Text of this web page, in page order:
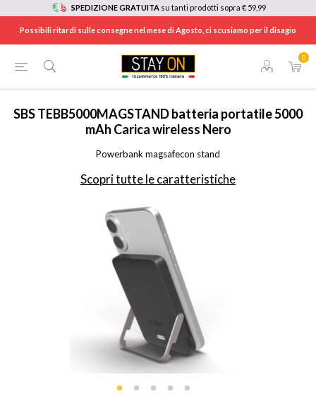
SPEDIZIONE GRATUITA su tanti prodotti sopra € 59,99
Possibili ritardi sulle consegne nel mese di Agosto, ci scusiamo per il disagio
0
HOME ACCESSORI TELEFONIA POWERBANK
SBSTEBB5000MAGSTAND batteria portatile 5000
mAh Carica wireless Nero
Powerbank magsafecon stand
Scopri tutte le caratteristiche